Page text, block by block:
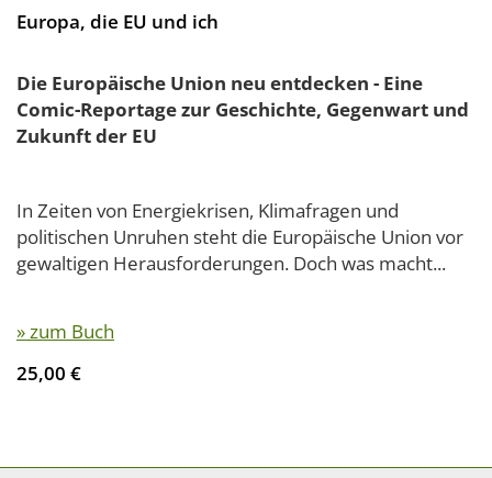
Europa, die EU und ich
Die Europäische Union neu entdecken - Eine
Comic-Reportage zur Geschichte, Gegenwart und
Zukunft der EU
In Zeiten von Energiekrisen, Klimafragen und
politischen Unruhen steht die Europäische Union vor
gewaltigen Herausforderungen. Doch was macht...
» zum Buch
25,00 €